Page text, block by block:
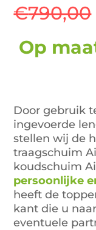
€790,00
Op
Door gebruik
ingevoerde
stellen wij de
traagschuim
koudschuim
persoonlijke
heeft de
kant die u
eventuele